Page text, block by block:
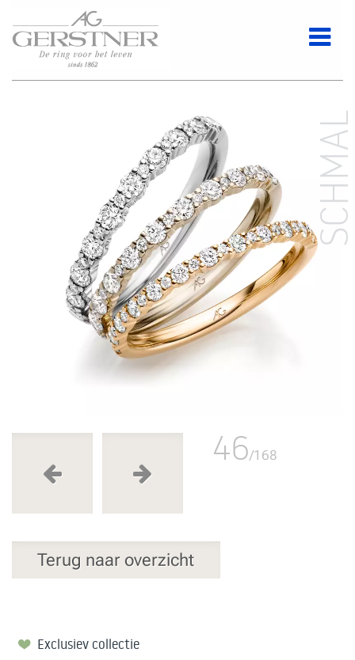
46/168
Terug naar overzicht
Exclusiev collectie